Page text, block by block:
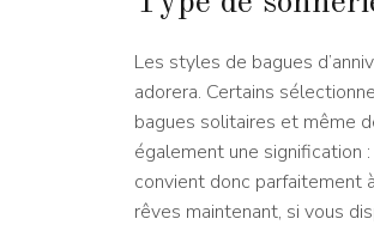
Les styles de bagues
adorera. Certains
bagues solitaires et même
également une signification
convient donc parfaitement
rêves maintenant, si vous